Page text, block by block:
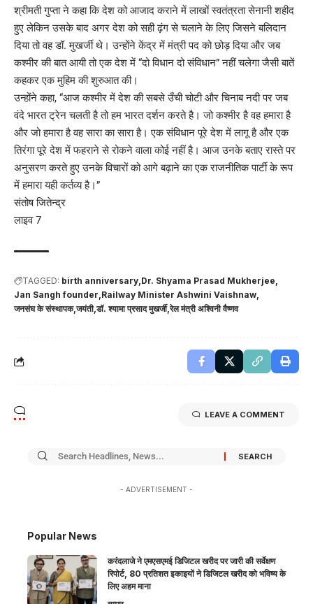
श्रीमती गुप्ता ने कहा कि देश को आजाद कराने में लाखों स्वतंत्रता सेनानी शहीद
हुए लेकिन उसके बाद अगर देश को सही ढ़ंग से चलाने के लिए जिसने बलिदान
दिया तो वह डॉ. मुखर्जी थे। उन्होंने केंद्र में मंत्री पद को छोड़ दिया और जब
कश्मीर की बात आयी तो एक देश में “दो विधान दो संविधान” नहीं चलेगा जैसी बातें
कहकर एक मुहिम की शुरुआत की।
उन्होंने कहा, “आज कश्मीर में देश की सबसे उँची चोटी और चिनाब नदी पर जब
वंदे भारत ट्रेन चलती है तो हम भारत दर्शन करते है। जो कश्मीर है वह हमारा है
और जो हमारा है वह सारा का सारा है। एक संविधान पूरे देश में लागू है और एक
तिरंगा पूरे देश में फहराने से रोकने वाला कोई नहीं है। आज उनके बताए रास्ते पर
अनुसरण करते हुए उनके विचारों को आगे बढ़ाने का एक राजनीतिक पार्टी के रूप
में हमारा यही कर्तव्य है।”
संतोष जितेन्द्र
लाइव 7
TAGGED: birth anniversary Dr. Shyama Prasad Mukherjee
Jan Sangh founder Railway Minister Ashwini Vaishnaw
जनसंघ के संस्थापक जयंती डॉ. श्यामा प्रसाद मुखर्जी रेल मंत्री अश्विनी वैष्णव
LEAVE A COMMENT
- ADVERTISEMENT -
Popular News
करंदलाजे ने एमएसएमई डिजिटल खरीद पर जारी की सर्वेक्षण
रिपोर्ट, 80 प्रतिशत इकाइयों ने डिजिटल खरीद को भविष्य के
लिए अहम माना